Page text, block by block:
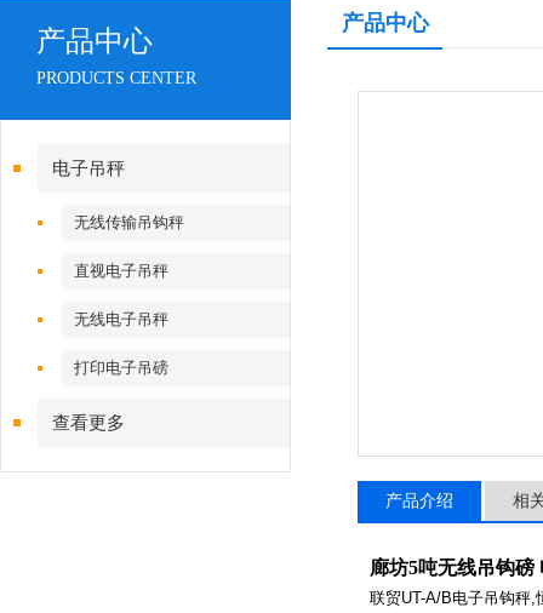
产品中心
PRODUCTS CENTER
电子吊秤
无线传输吊钩秤
直视电子吊秤
无线电子吊秤
打印电子吊磅
查看更多
产品中心
产品介绍 相
廊坊5吨无线吊钩磅
联贸UT-A/B电子吊钩秤,